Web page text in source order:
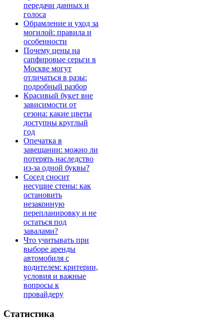
передачи данных и
голоса
Обрамление и уход за
могилой: правила и
особенности
Почему цены на
сапфировые серьги в
Москве могут
отличаться в разы:
подробный разбор
Красивый букет вне
зависимости от
сезона: какие цветы
доступны круглый
год
Опечатка в
завещании: можно ли
потерять наследство
из-за одной буквы?
Сосед сносит
несущие стены: как
остановить
незаконную
перепланировку и не
остаться под
завалами?
Что учитывать при
выборе аренды
автомобиля с
водителем: критерии,
условия и важные
вопросы к
провайдеру
Статистика